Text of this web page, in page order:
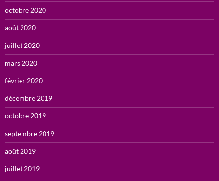
octobre 2020
août 2020
juillet 2020
mars 2020
février 2020
décembre 2019
octobre 2019
septembre 2019
août 2019
juillet 2019